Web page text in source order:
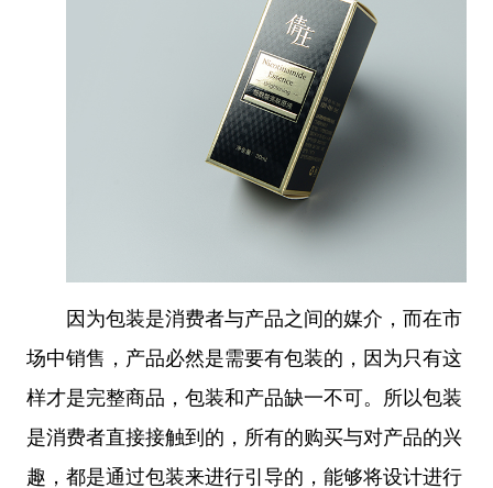
因为包装是消费者与产品之间的媒介，而在市
场中销售，产品必然是需要有包装的，因为只有这
样才是完整商品，包装和产品缺一不可。所以包装
是消费者直接接触到的，所有的购买与对产品的兴
趣，都是通过包装来进行引导的，能够将设计进行